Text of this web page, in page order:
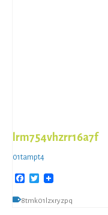
lrm754vhzrr16a7f
01tampt4
Facebook
Twitter
8tmk01lzxryzpq